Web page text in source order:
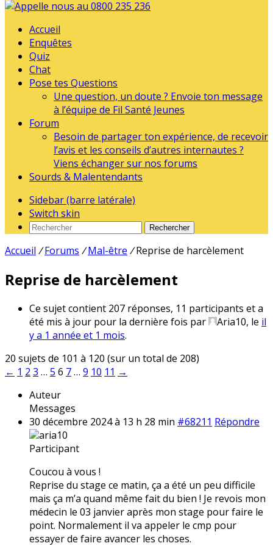
Accueil
Enquêtes
Quiz
Chat
Pose tes Questions
Une question, un doute ? Envoie ton message
à l’équipe de Fil Santé Jeunes
Forum
Besoin de partager ton expérience, de recevoir
l’avis et les conseils d’autres internautes ?
Viens échanger sur nos forums
Sourds & Malentendants
Sidebar (barre latérale)
Switch skin
Rechercher
Accueil / Forums / Mal-être / Reprise de harcèlement
Reprise de harcèlement
Ce sujet contient 207 réponses, 11 participants et a
été mis à jour pour la dernière fois par
Aria10, le il
y a 1 année et 1 mois.
20 sujets de 101 à 120 (sur un total de 208)
← 1 2 3 … 5 6 7… 9 10 11 →
Auteur
Messages
30 décembre 2024 à 13 h 28 min #68211 Répondre
aria10
Participant
Coucou à vous !
Reprise du stage ce matin, ça a été un peu difficile
mais ça m’a quand même fait du bien ! Je revois mon
médecin le 03 janvier après mon stage pour faire le
point. Normalement il va appeler le cmp pour
essayer de faire avancer les choses.